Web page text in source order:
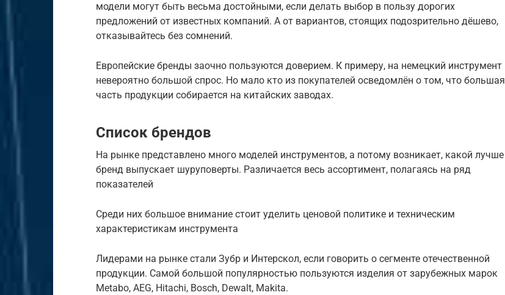
модели могут быть весьма достойными, если делать выбор в пользу дорогих
предложений от известных компаний. А от вариантов, стоящих подозрительно дёшево,
отказывайтесь без сомнений.
Европейские бренды заочно пользуются доверием. К примеру, на немецкий инструмент
невероятно большой спрос. Но мало кто из покупателей осведомлён о том, что большая
часть продукции собирается на китайских заводах.
Список брендов
На рынке представлено много моделей инструментов, а потому возникает, какой лучше
бренд выпускает шуруповерты. Различается весь ассортимент, полагаясь на ряд
показателей
Среди них большое внимание стоит уделить ценовой политике и техническим
характеристикам инструмента
Лидерами на рынке стали Зубр и Интерскол, если говорить о сегменте отечественной
продукции. Самой большой популярностью пользуются изделия от зарубежных марок
Metabo, AEG, Hitachi, Bosch, Dewalt, Makita.